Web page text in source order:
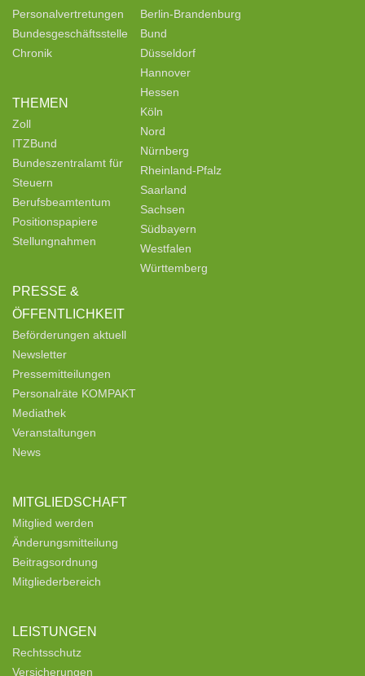
Personalvertretungen
Bundesgeschäftsstelle
Chronik
THEMEN
Zoll
ITZBund
Bundeszentralamt für
Steuern
Berufsbeamtentum
Positionspapiere
Stellungnahmen
PRESSE &
ÖFFENTLICHKEIT
Beförderungen aktuell
Newsletter
Pressemitteilungen
Personalräte KOMPAKT
Mediathek
Veranstaltungen
News
MITGLIEDSCHAFT
Mitglied werden
Änderungsmitteilung
Beitragsordnung
Mitgliederbereich
LEISTUNGEN
Rechtsschutz
Versicherungen
Berlin-Brandenburg
Bund
Düsseldorf
Hannover
Hessen
Köln
Nord
Nürnberg
Rheinland-Pfalz
Saarland
Sachsen
Südbayern
Westfalen
Württemberg